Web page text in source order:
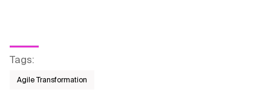
Tags:
Agile Transformation